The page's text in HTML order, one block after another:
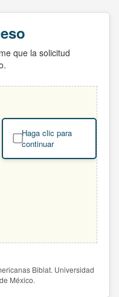
que la solicitud
Haga clic para
continuar
Biblat. Universidad
México.